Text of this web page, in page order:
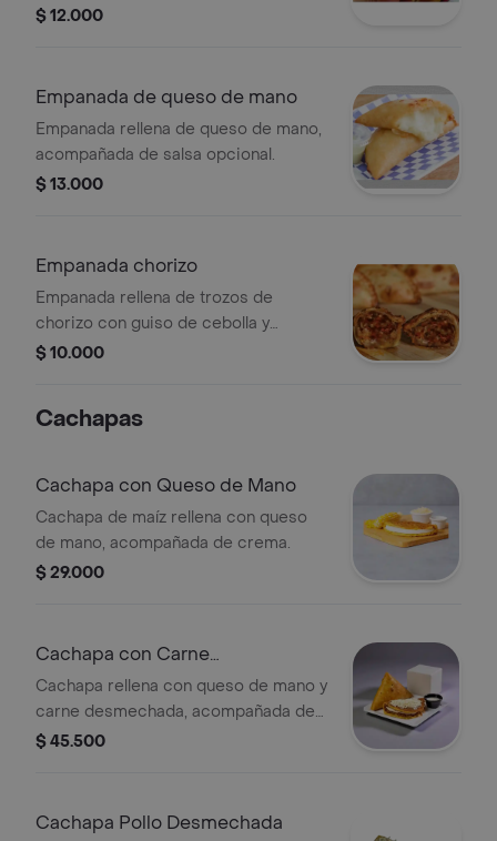
blanca y tomate.
$ 12.000
Empanada de queso de mano
Empanada rellena de queso de mano,
acompañada de salsa opcional.
$ 13.000
Empanada chorizo
Empanada rellena de trozos de
chorizo con guiso de cebolla y
tomate.
$ 10.000
Cachapas
Cachapa con Queso de Mano
Cachapa de maíz rellena con queso
de mano, acompañada de crema.
$ 29.000
Cachapa con Carne
Desmechada
Cachapa rellena con queso de mano y
carne desmechada, acompañada de
una salsa.
$ 45.500
Cachapa Pollo Desmechada